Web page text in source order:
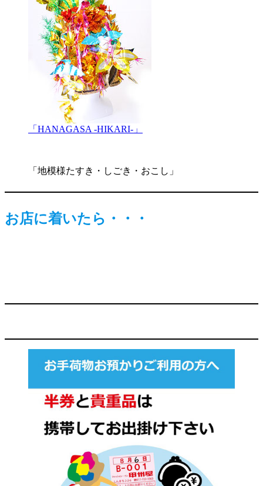
「HANAGASA -HIKARI-」
「地模様たすき・しごき・おこし」
お店に着いたら・・・